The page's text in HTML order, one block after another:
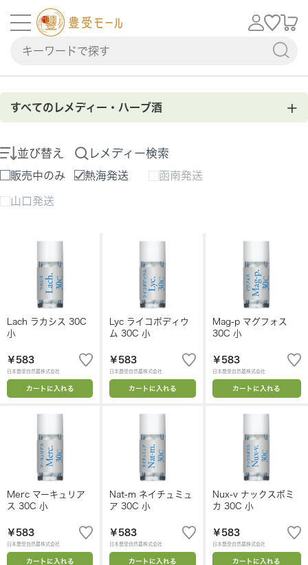
すべてのレメディー・ハーブ酒 +
並び替え レメディー検索
販売中のみ 熱海発送 函南発送
山口発送
Lach ラカシス 30C
小
￥583
日本豊受自然農株式会社
カートに入れる
Lyc ライコポディウ
ム 30C 小
￥583
日本豊受自然農株式会社
カートに入れる
Mag-p マグフォス
30C 小
￥583
日本豊受自然農株式会社
カートに入れる
Merc マーキュリア
ス 30C 小
￥583
日本豊受自然農株式会社
カートに入れる
Nat-m ネイチュミュ
ア 30C 小
￥583
日本豊受自然農株式会社
カートに入れる
Nux-v ナックスボミ
カ 30C 小
￥583
日本豊受自然農株式会社
カートに入れる